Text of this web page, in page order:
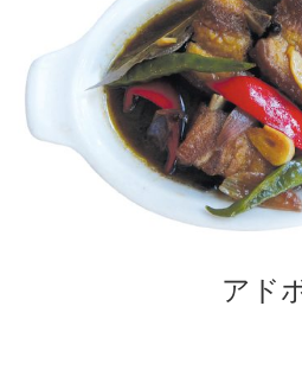
アド